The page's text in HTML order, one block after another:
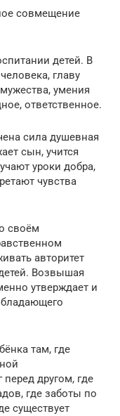
совмещение
детей. В
главу
умения
ответственное.
сила душевная
сын, учится
уроки добра,
чувства
своём
авторитет
Возвышая
утверждает и
там, где
перед другом, где
где заботы по
существует